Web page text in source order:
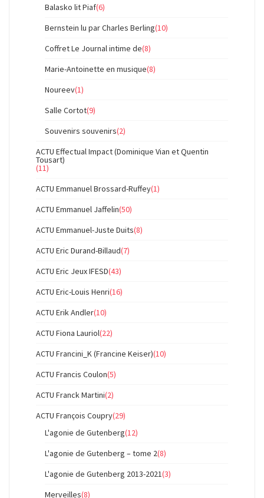
Balasko lit Piaf(6)
Bernstein lu par Charles Berling(10)
Coffret Le Journal intime de(8)
Marie-Antoinette en musique(8)
Noureev(1)
Salle Cortot(9)
Souvenirs souvenirs(2)
ACTU Effectual Impact (Dominique Vian et Quentin
Tousart)
(11)
ACTU Emmanuel Brossard-Ruffey(1)
ACTU Emmanuel Jaffelin(50)
ACTU Emmanuel-Juste Duits(8)
ACTU Eric Durand-Billaud(7)
ACTU Eric Jeux IFESD(43)
ACTU Eric-Louis Henri(16)
ACTU Erik Andler(10)
ACTU Fiona Lauriol(22)
ACTU Francini_K (Francine Keiser)(10)
ACTU Francis Coulon(5)
ACTU Franck Martini(2)
ACTU François Coupry(29)
L'agonie de Gutenberg(12)
L'agonie de Gutenberg – tome 2(8)
L'agonie de Gutenberg 2013-2021(3)
Merveilles(8)